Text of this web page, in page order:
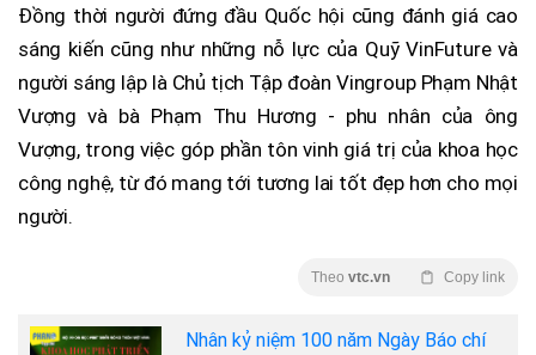
Đồng thời người đứng đầu Quốc hội cũng đánh giá cao
sáng kiến cũng như những nỗ lực của Quỹ VinFuture và
người sáng lập là Chủ tịch Tập đoàn Vingroup Phạm Nhật
Vượng và bà Phạm Thu Hương - phu nhân của ông
Vượng, trong việc góp phần tôn vinh giá trị của khoa học
công nghệ, từ đó mang tới tương lai tốt đẹp hơn cho mọi
người.
Theo vtc.vn Copy link
Nhân kỷ niệm 100 năm Ngày Báo chí